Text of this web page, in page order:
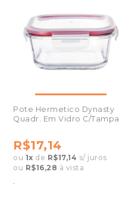
Pote Hermetico Dynasty
Quadr. Em Vidro C/Tampa
R$17,14
ou 1x de R$17,14 s/ juros
ou R$16,28 à vista
.